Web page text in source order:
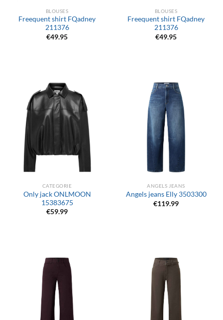
BLOUSES
Freequent shirt FQadney
211376
€49.95
BLOUSES
Freequent shirt FQadney
211376
€49.95
CATEGORIE
Only jack ONLMOON
15383675
€59.99
ANGELS JEANS
Angels jeans Elly 3503300
€119.99